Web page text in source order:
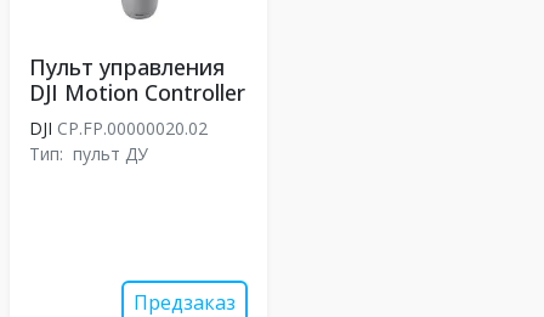
Пульт управления
DJI Motion Controller
DJI CP.FP.00000020.02
Тип: пульт ДУ
Предзаказ